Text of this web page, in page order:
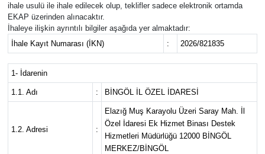
ihale usulü ile ihale edilecek olup, teklifler sadece elektronik ortamda
EKAP üzerinden alınacaktır.
İhaleye ilişkin ayrıntılı bilgiler aşağıda yer almaktadır:
İhale Kayıt Numarası (İKN)
: 2026/821835
1- İdarenin
1.1. Adı : BİNGÖL İL ÖZEL İDARESİ
1.2. Adresi :
Elazığ Muş Karayolu Üzeri Saray Mah. İl
Özel İdaresi Ek Hizmet Binası Destek
Hizmetleri Müdürlüğü 12000 BİNGÖL
MERKEZ/BİNGÖL
GENÇ
GÜNDEM
KARLIOVA
KİĞI
MERKEZ
Tüm Manşetler
Son Dakika Haberleri
Haber Arşivi